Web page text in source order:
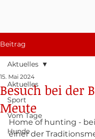
Beitrag
Aktuelles
Sport
Vom Tage
Hunde
Aktuelles
Besuch bei der
Meute
15. Mai 2024
Home of hunting -
einer der